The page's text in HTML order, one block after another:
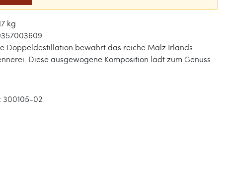
kg
Doppeldestillation bewahrt das reiche Malz Irlands
Diese ausgewogene Komposition lädt zum Genuss
300105-02